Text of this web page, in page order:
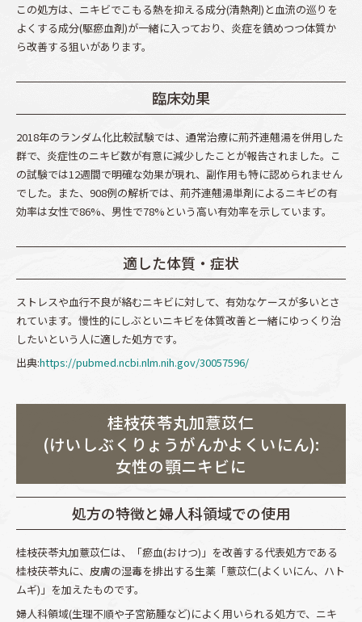
この処方は、ニキビでこもる熱を抑える成分(清熱剤)と血流の巡りを
よくする成分(駆瘀血剤)が一緒に入っており、炎症を鎮めつつ体質か
ら改善する狙いがあります。
臨床効果
2018年のランダム化比較試験では、通常治療に荊芥連翹湯を併用した
群で、炎症性のニキビ数が有意に減少したことが報告されました。こ
の試験では12週間で明確な効果が現れ、副作用も特に認められません
でした。また、908例の解析では、荊芥連翹湯単剤によるニキビの有
効率は女性で86%、男性で78%という高い有効率を示しています。
適した体質・症状
ストレスや血行不良が絡むニキビに対して、有効なケースが多いとさ
れています。慢性的にしぶといニキビを体質改善と一緒にゆっくり治
したいという人に適した処方です。
出典:https://pubmed.ncbi.nlm.nih.gov/30057596/
桂枝茯苓丸加薏苡仁
(けいしぶくりょうがんかよくいにん):
女性の顎ニキビに
処方の特徴と婦人科領域での使用
桂枝茯苓丸加薏苡仁は、「瘀血(おけつ)」を改善する代表処方である
桂枝茯苓丸に、皮膚の湿毒を排出する生薬「薏苡仁(よくいにん、ハト
ムギ)」を加えたものです。
婦人科領域(生理不順や子宮筋腫など)によく用いられる処方で、ニキ